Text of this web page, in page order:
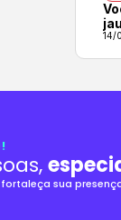
14/
sua